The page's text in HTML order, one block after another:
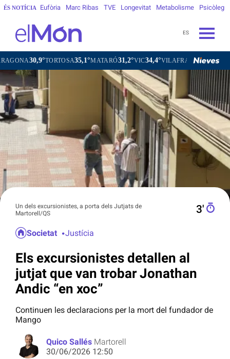
ÉS NOTÍCIA Eufòria Marc Ribas TVE Longevitat Metabolisme Psicòleg
ES
30,9°TORTOSA35,1°MATARÓ31,2°VIC34,4°VILAFRANCA DEL PENEDÈS
Un dels excursionistes, a porta dels Jutjats de
Martorell/QS
3′
Societat Justícia
Els excursionistes detallen al
jutjat que van trobar Jonathan
Andic “en xoc”
Continuen les declaracions per la mort del fundador de
Mango
Quico Sallés Martorell
30/06/2026 12:50